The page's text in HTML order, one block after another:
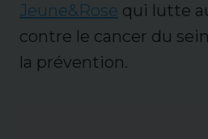
Jeune&Rose qui lutte
contre le cancer du
la prévention.